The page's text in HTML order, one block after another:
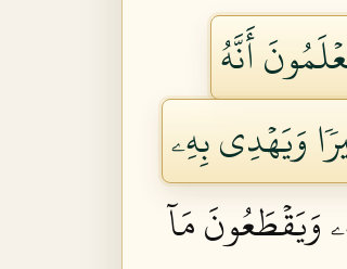
أَنَّهُ
وَيَهۡدِي بِهِۦ
وَيَقۡطَعُونَ مَآ